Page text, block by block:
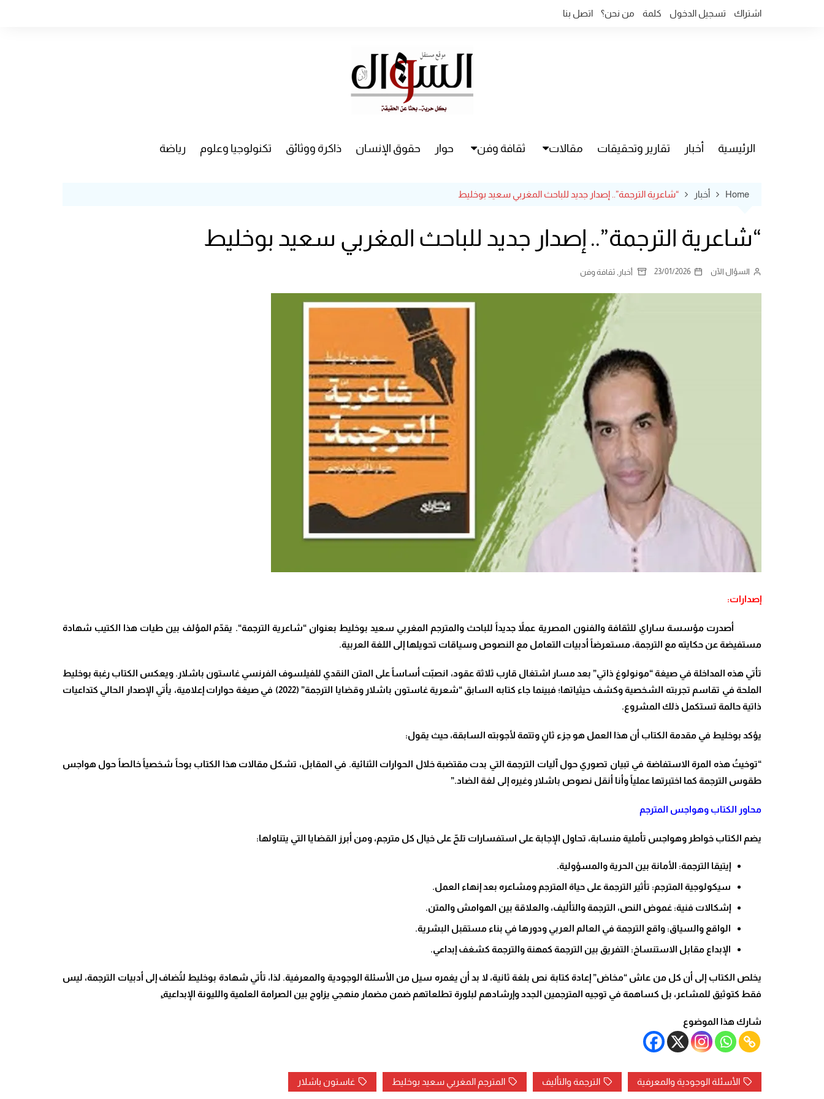
اشتراك تسجيل الدخول كلمة من نحن؟ اتصل بنا
الرئيسية أخبار تقارير وتحقيقات مقالات ثقافة وفن
مسرح
حوار حقوق الإنسان ذاكرة ووثائق تكنولوجيا وعلوم رياضة
Home أخبار “شاعرية الترجمة”.. إصدار جديد للباحث المغربي سعيد بوخليط
“شاعرية الترجمة”.. إصدار جديد للباحث المغربي سعيد بوخليط
السؤال الآن 23/01/2026 أخبار ثقافة وفن
إصدارات:
أصدرت مؤسسة ساراي للثقافة والفنون المصرية عملاً جديداً للباحث والمترجم المغربي سعيد بوخليط بعنوان“شاعرية الترجمة“. يقدّم المؤلف بين طيات هذا الكتيب شهادة
مستفيضة عن حكايته مع الترجمة، مستعرضاً أدبيات التعامل مع النصوص وسياقات تحويلها إلى اللغة العربية.
تأتي هذه المداخلة في صيغة “مونولوغ ذاتي” بعد مسار اشتغال قارب ثلاثة عقود، انصبّت أساساً على المتن النقدي للفيلسوف الفرنسي غاستون باشلار . ويعكس الكتاب رغبة بوخليط
الملحة في تقاسم تجربته الشخصية وكشف حيثياتها؛ فبينما جاء كتابه السابق “شعرية غاستون باشلار وقضايا الترجمة” (2022) في صيغة حوارات إعلامية، يأتي الإصدار الحالي كتداعيات
ذاتية حالمة تستكمل ذلك المشروع.
يؤكد بوخليط في مقدمة الكتاب أن هذا العمل هو جزء ثانٍ وتتمة لأجوبته السابقة، حيث يقول:
“توخيتُ هذه المرة الاستفاضة في تبيان تصوري حول آليات الترجمة التي بدت مقتضبة خلال الحوارات الثنائية. في المقابل، تشكل مقالات هذا الكتاب بوحاً شخصياً خالصاً حول هواجس
طقوس الترجمة كما اختبرتها عملياً وأنا أنقل نصوص باشلار وغيره إلى لغة الضاد.”
محاور الكتاب وهواجس المترجم
يضم الكتاب خواطر وهواجس تأملية منسابة، تحاول الإجابة على استفسارات تلحّ على خيال كل مترجم، ومن أبرز القضايا التي يتناولها:
إيتيقا الترجمة: الأمانة بين الحرية والمسؤولية.
سيكولوجية المترجم: تأثير الترجمة على حياة المترجم ومشاعره بعد إنهاء العمل.
إشكالات فنية: غموض النص، الترجمة والتأليف، والعلاقة بين الهوامش والمتن.
الواقع والسياق: واقع الترجمة في العالم العربي ودورها في بناء مستقبل البشرية.
الإبداع مقابل الاستنساخ : التفريق بين الترجمة كمهنة والترجمة كشغف إبداعي.
يخلص الكتاب إلى أن كل من عاش “مخاض” إعادة كتابة نص بلغة ثانية، لا بد أن يغمره سيل من الأسئلة الوجودية والمعرفية. لذا، تأتي شهادة بوخليط لتُضاف إلى أدبيات الترجمة، ليس
فقط كتوثيق للمشاعر، بل كساهمة في توجيه المترجمين الجدد وإرشادهم لبلورة تطلعاتهم ضمن مضمار منهجي يزاوج بين الصرامة العلمية والليونة الإبداعية.ِ
شارك هذا الموضوع
الأسئلة الوجودية والمعرفية الترجمة والتأليف المترجم المغربي سعيد بوخليط غاستون باشلار